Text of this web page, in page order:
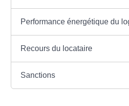
Performance énergétique du
Recours du locataire
Sanctions